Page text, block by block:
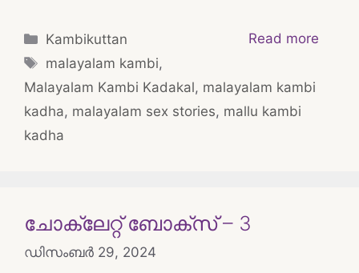
Read more
Categories
Kambikuttan
Tags
malayalam kambi,
Malayalam Kambi Kadakal, malayalam kambi
kadha, malayalam sex stories, mallu kambi
kadha
ചോക്ലേറ്റ് ബോക്സ് – 3
ഡിസംബർ 29, 2024